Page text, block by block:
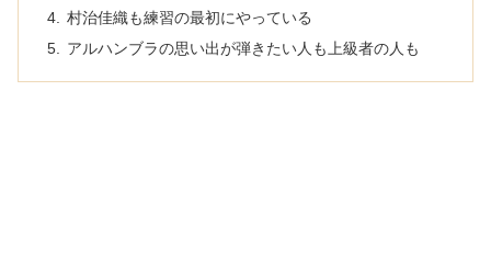
村治佳織も練習の最初にやっている
アルハンブラの思い出が弾きたい人も上級者の人も